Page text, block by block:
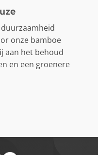
onze bamboe
aan het behoud
en een groenere